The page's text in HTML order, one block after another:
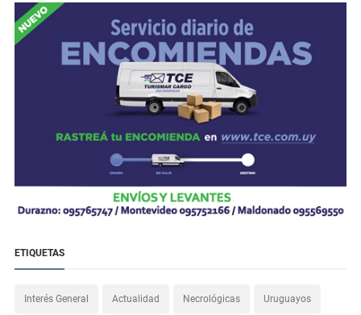
ETIQUETAS
Interés General Actualidad Necrológicas Uruguayos